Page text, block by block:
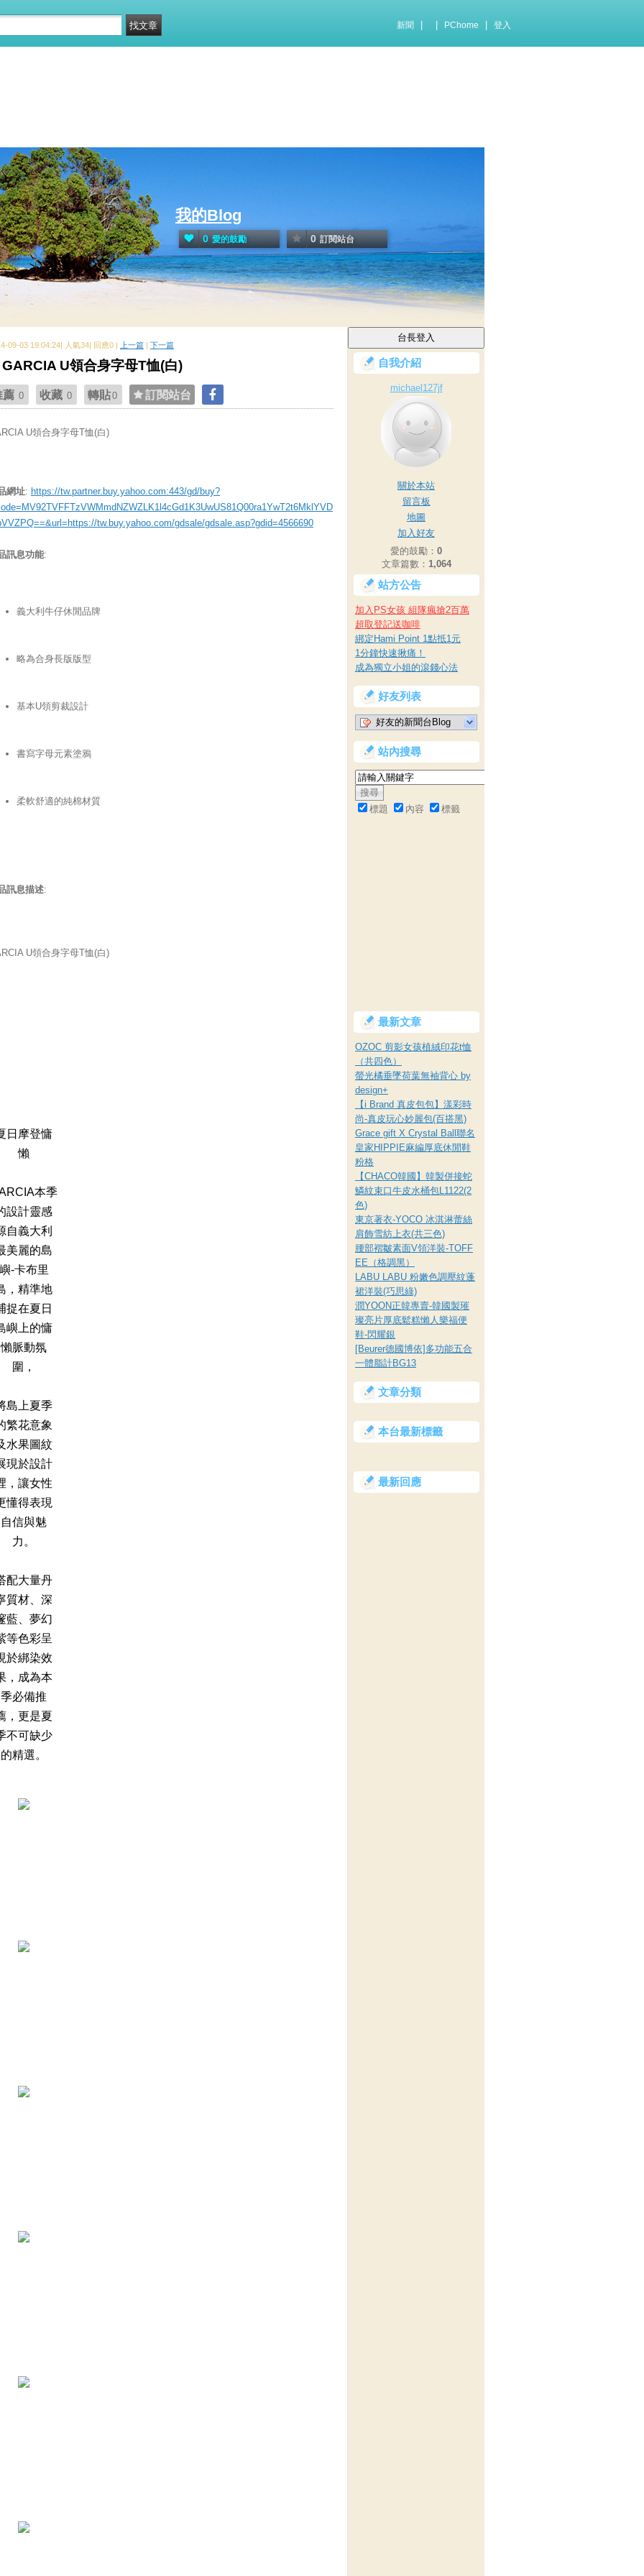
新聞 PChome 登入
我的Blog
0 愛的鼓勵 0 訂閱站台
09-03 19:04:24| 人氣34| 回應0 | 上一篇 | 下一篇
GARCIA U領合身字母T恤(白)
薦 0 收藏 0 轉貼0 訂閱站台
U領合身字母T恤(白)
網址: https://tw.partner.buy.yahoo.com:443/gd/buy?
tw.buy.yahoo.com/gdsale/gdsale.asp?gdid=4566690
訊息功能:
義大利牛仔休閒品牌
略為合身長版版型
基本U領剪裁設計
書寫字母元素塗鴉
柔軟舒適的純棉材質
訊息描述:
U領合身字母T恤(白)
日摩登慵
懶
本季
設計靈感
自義大利
美麗的島
-卡布里
，精準地
捉在夏日
嶼上的慵
懶脈動氛
圍，
島上夏季
繁花意象
水果圖紋
現於設計
，讓女性
懂得表現
自信與魅
力。
配大量丹
質材、深
藍、夢幻
等色彩呈
於綁染效
，成為本
季必備推
，更是夏
不可缺少
的精選。
自我介紹
michael127jf
關於本站
留言板
地圖
加入好友
愛的鼓勵： 0
文章篇數： 1,064
站方公告
加入PS女孩 組隊瘋搶2百萬
超取登記送咖啡
綁定Hami Point 1點抵1元
1分鐘快速揪痛！
成為獨立小姐的滾錢心法
好友列表
好友的新聞台Blog
站內搜尋
標題 內容 標籤
最新文章
OZOC 剪影女孩植絨印花t恤
（共四色）
螢光橘垂墜荷葉無袖背心 by
design+
【i Brand 真皮包包】漾彩時
尚-真皮玩心妙麗包(百搭黑)
Grace gift X Crystal Ball聯名
皇家HIPPIE麻編厚底休閒鞋
粉格
【CHACO韓國】韓製併接蛇
鱗紋束口牛皮水桶包L1122(2
色)
東京著衣-YOCO 冰淇淋蕾絲
肩飾雪紡上衣(共三色)
腰部褶皺素面V領洋裝-TOFF
EE（格調黑）
LABU LABU 粉嫩色調壓紋蓬
裙洋裝(巧思綠)
潤YOON正韓專賣-韓國製璀
璨亮片厚底鬆糕懶人樂福便
鞋-閃耀銀
[Beurer德國博依]多功能五合
一體脂計BG13
文章分類
本台最新標籤
最新回應